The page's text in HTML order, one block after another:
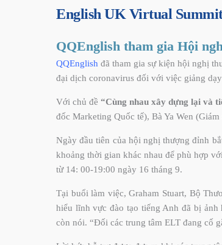
English UK Virtual
QQEnglish tham gia Hội
QQEnglish đã tham gia sự kiện hội nghị
đại dịch coronavirus đối với việc giảng
Với chủ đề “Cùng nhau xây dựng lại và
đốc Marketing Quốc tế), Bà Ya Wen
Ngày đầu tiên của hội nghị thượng đỉnh
khoảng thời gian khác nhau để phù hợp
từ 14: 00-19:00 ngày 16 tháng 9.
Tại buổi làm việc, Graham Stuart, Bộ
hiểu lĩnh vực đào tạo tiếng Anh đã bị
còn nói. “Đối các trung tâm ELT đang cố